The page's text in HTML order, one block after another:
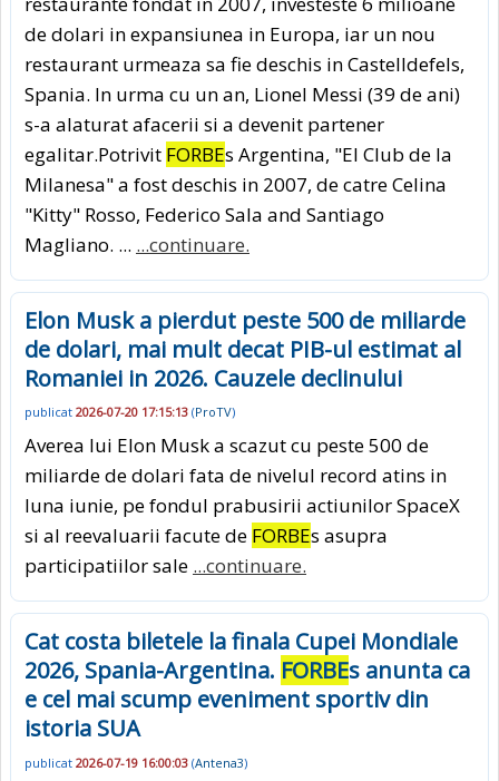
de dolari in expansiunea in Europa, iar un nou
restaurant urmeaza sa fie deschis in Castelldefels,
Spania. In urma cu un an, Lionel Messi (39 de ani)
s-a alaturat afacerii si a devenit partener
egalitar.Potrivit FORBEs Argentina, "El Club de la
Milanesa" a fost deschis in 2007, de catre Celina
"Kitty" Rosso, Federico Sala and Santiago
Magliano. ... ...continuare.
Elon Musk a pierdut peste 500 de miliarde
de dolari, mai mult decat PIB-ul estimat al
Romaniei in 2026. Cauzele declinului
publicat 2026-07-20 17:15:13 (ProTV)
Averea lui Elon Musk a scazut cu peste 500 de
miliarde de dolari fata de nivelul record atins in
luna iunie, pe fondul prabusirii actiunilor SpaceX
si al reevaluarii facute de FORBEs asupra
participatiilor sale ...continuare.
Cat costa biletele la finala Cupei Mondiale
2026, Spania-Argentina. FORBEs anunta ca
e cel mai scump eveniment sportiv din
istoria SUA
publicat 2026-07-19 16:00:03 (Antena3)